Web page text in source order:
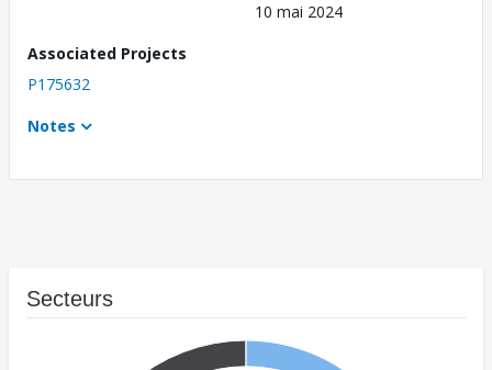
10 mai 2024
Associated Projects
P175632
Notes
Secteurs